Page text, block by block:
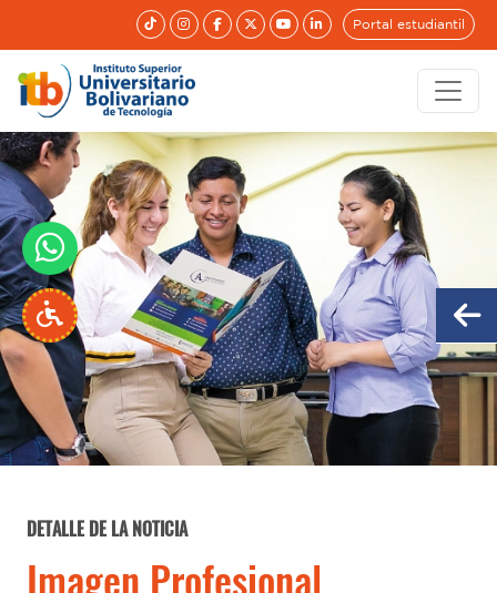
Portal estudiantil
DETALLE DE LA NOTICIA
Imagen Profesional